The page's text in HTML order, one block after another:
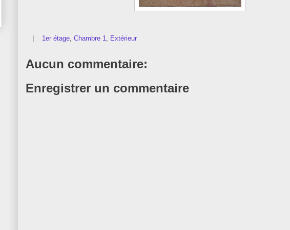
| 1er étage Chambre 1 Extérieur
Aucun commentaire:
Enregistrer un commentaire